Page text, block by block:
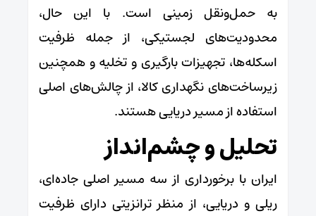
به حمل‌ونقل زمینی است. با این حال،
محدودیت‌های لجستیکی، از جمله ظرفیت
اسکله‌ها، تجهیزات بارگیری و تخلیه و همچنین
زیرساخت‌های نگهداری کالا، از چالش‌های اصلی
استفاده از مسیر دریایی هستند.
تحلیل و چشم‌انداز
ایران با برخورداری از سه مسیر اصلی جاده‌ای،
ریلی و دریایی، از منظر ترانزیتی دارای ظرفیت